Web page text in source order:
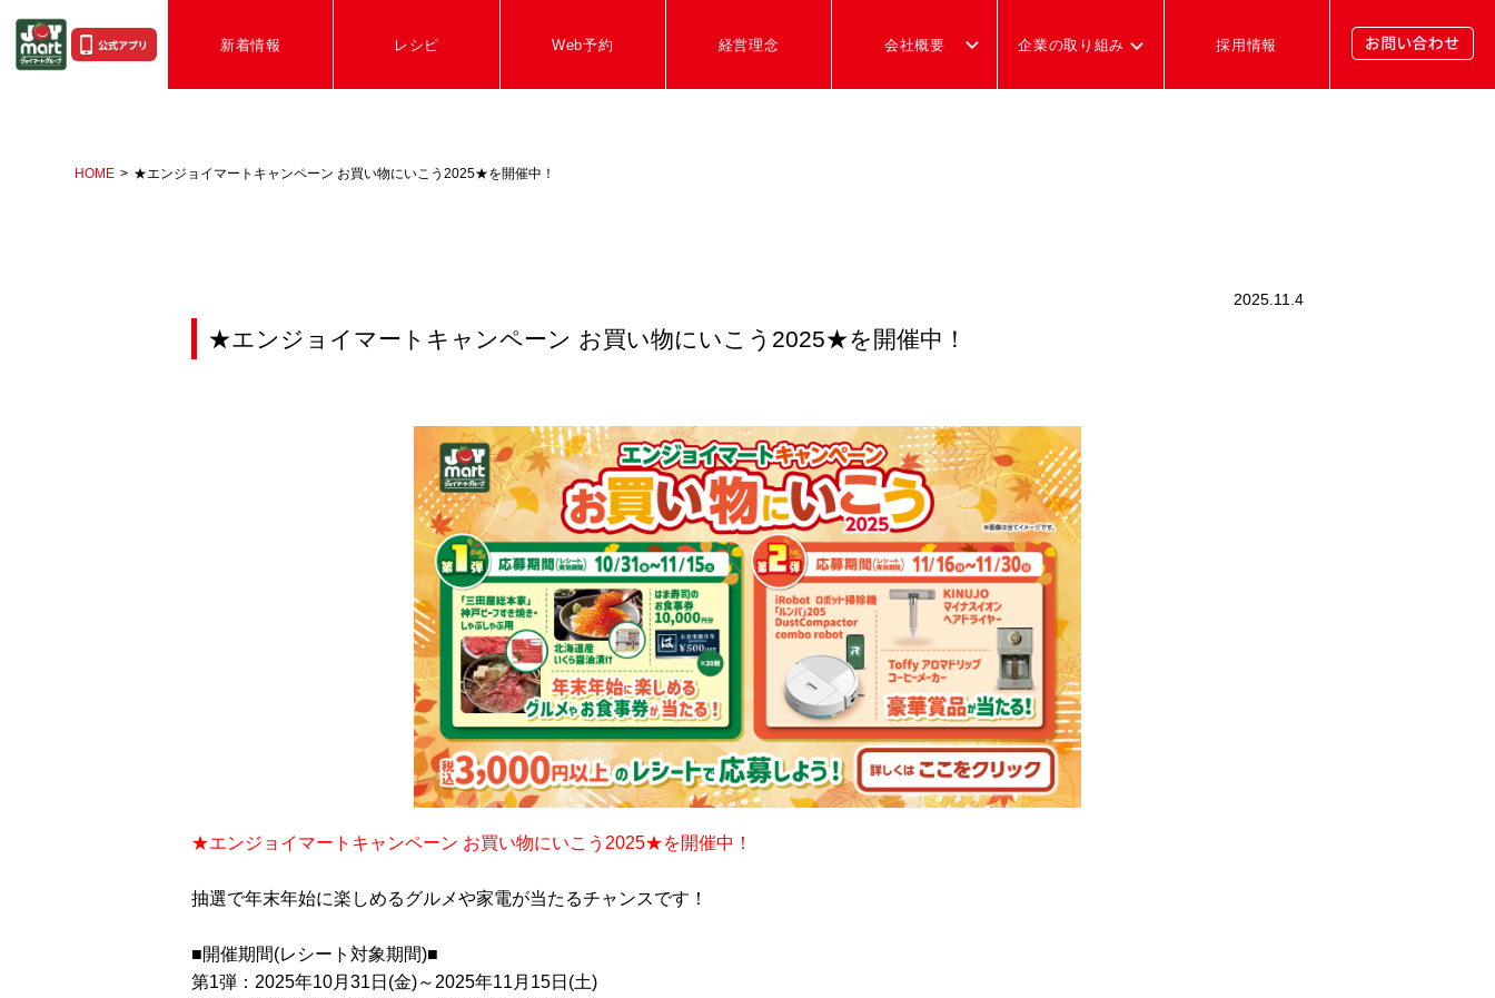
新着情報 レシピ Web予約 経営理念 会社概要 企業の取り組み 採用情報
HOME ★エンジョイマートキャンペーン お買い物にいこう2025★を開催中！
2025.11.4
★エンジョイマートキャンペーン お買い物にいこう2025★を開催中！
★エンジョイマートキャンペーン お買い物にいこう2025★を開催中！
抽選で年末年始に楽しめるグルメや家電が当たるチャンスです！
■開催期間(レシート対象期間)■
第1弾：2025年10月31日(金)～2025年11月15日(土)